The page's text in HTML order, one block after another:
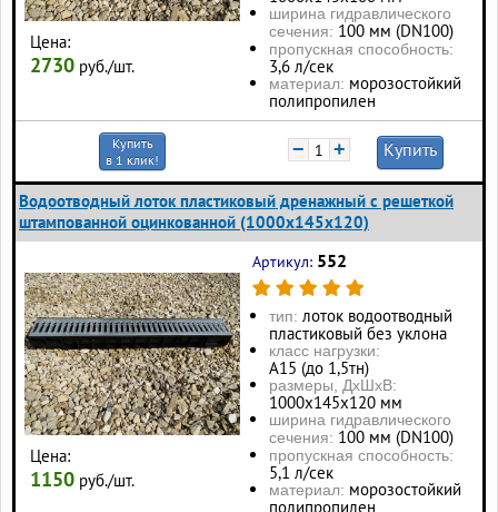
Цена:
2730 руб./шт.
ширина гидравлического
сечения: 100 мм (DN100)
пропускная способность:
3,6 л/сек
материал: морозостойкий
полипропилен
Купить
в 1 клик!
− + Купить
Водоотводный лоток пластиковый дренажный с решеткой
штампованной оцинкованной (1000x145x120)
Цена:
1150 руб./шт.
Артикул: 552
тип: лоток водоотводный
пластиковый без уклона
класс нагрузки:
А15 (до 1,5тн)
размеры, ДхШхВ:
1000х145х120 мм
ширина гидравлического
сечения: 100 мм (DN100)
пропускная способность:
5,1 л/сек
материал: морозостойкий
полипропилен